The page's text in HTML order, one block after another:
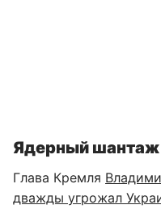
Ядерный
Глава Кремля
дважды угрожал